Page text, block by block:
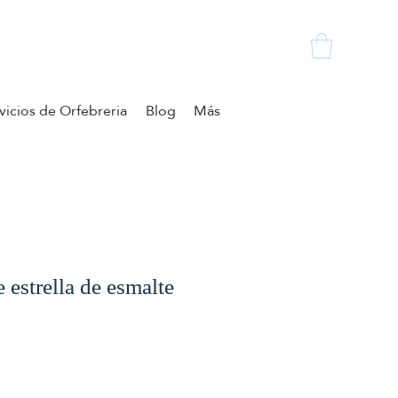
de Orfebreria Blog Más
estrella de esmalte